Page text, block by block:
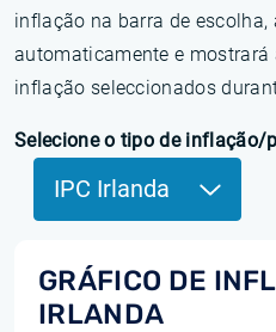
inflação na barra de
automaticamente e mostrará
inflação seleccionados
Selecione o tipo de inflação/
IPC Irlanda
GRÁFICO DE
IRLANDA